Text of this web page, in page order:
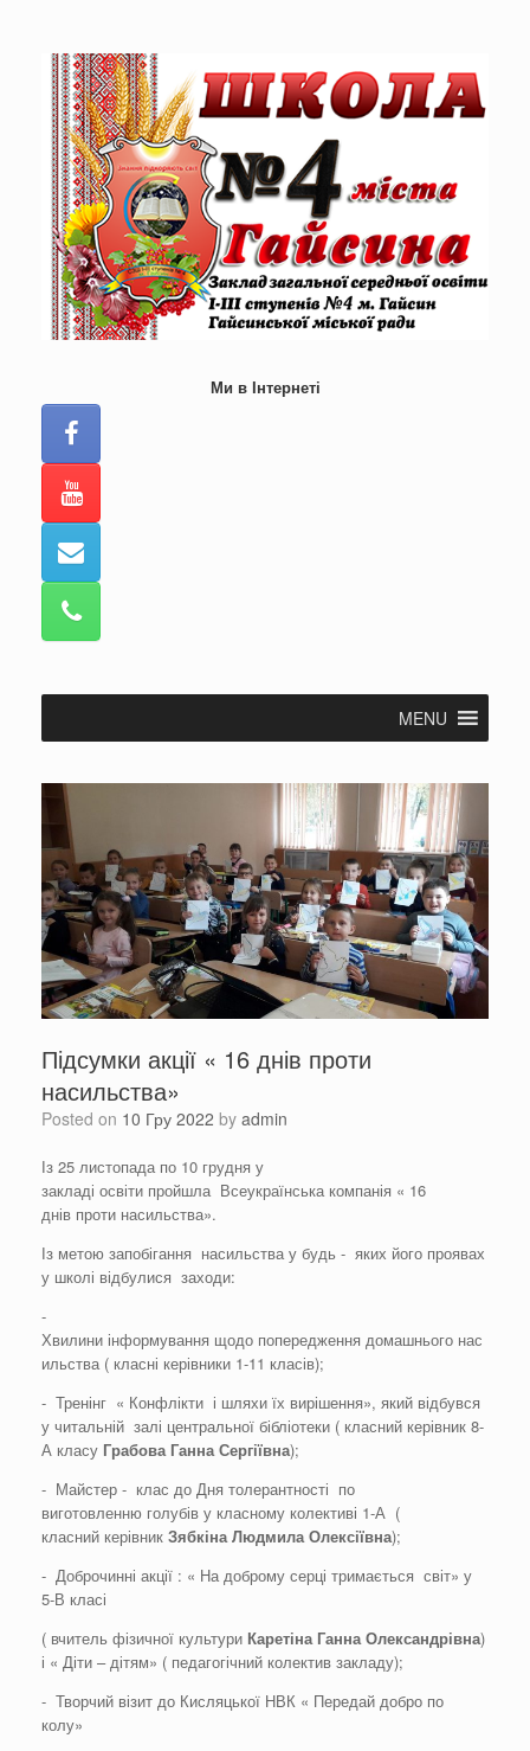
Ми в Інтернеті
MENU
Підсумки акції « 16 днів проти
насильства»
Posted on 10 Гру 2022 by admin
Із 25 листопада по 10 грудня у
закладі освіти пройшла Всеукраїнська компанія « 16
днів проти насильства».
Із метою запобігання насильства у будь - яких його проявах
у школі відбулися заходи:
-
Хвилини інформування щодо попередження домашнього нас
ильства ( класні керівники 1-11 класів);
- Тренінг « Конфлікти і шляхи їх вирішення», який відбувся
у читальній залі центральної бібліотеки ( класний керівник 8-
А класу ГрабоваГаннаСергіївна);
- Майстер - клас до Дня толерантності по
виготовленню голубів у класному колективі 1-А (
класний керівник ЗябкінаЛюдмилаОлексіївна);
- Доброчинні акції : « На доброму серці тримається світ» у
5-В класі
( вчитель фізичної культури КаретінаГаннаОлександрівна)
і « Діти – дітям» ( педагогічний колектив закладу);
- Творчий візит до Кисляцької НВК « Передай добро по
колу»